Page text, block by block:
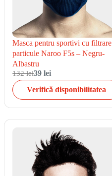
Masca pentru sportivi cu filtrare
particule Naroo F5s – Negru-
Albastru
132 lei39 lei
Verifică disponibilitatea